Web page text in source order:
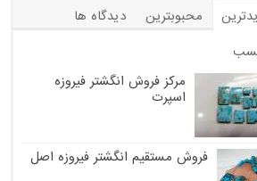
محبوبترین
دیدگاه ها
مرکز فروش انگشتر فیروزه
اسپرت
فروش مستقیم انگشتر فیروزه اصل